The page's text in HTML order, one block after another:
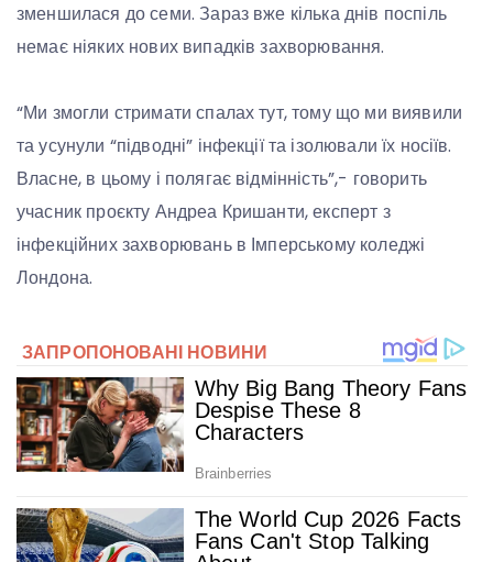
зменшилася до семи. Зараз вже кілька днів поспіль
немає ніяких нових випадків захворювання.
“Ми змогли стримати спалах тут, тому що ми виявили
та усунули “підводні” інфекції та ізолювали їх носіїв.
Власне, в цьому і полягає відмінність”,- говорить
учасник проєкту Андреа Кришанти, експерт з
інфекційних захворювань в Імперському коледжі
Лондона.